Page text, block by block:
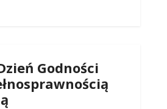
Godności